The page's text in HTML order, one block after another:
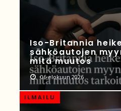
Iso-Britannia
sähköautojen
mitä muutos
06 elokuun 2026
ILMAILU